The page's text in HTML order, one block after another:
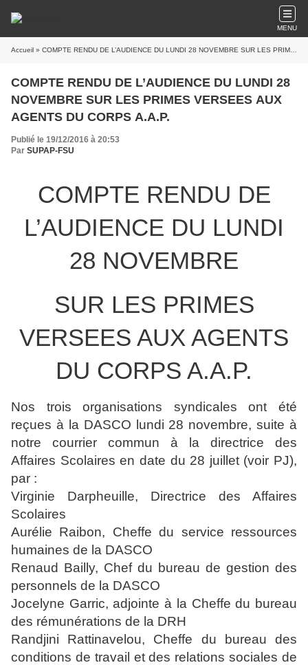
MENU
Accueil » COMPTE RENDU DE L’AUDIENCE DU LUNDI 28 NOVEMBRE SUR LES PRIMES VERSEES AUX AGENTS DU CORPS A.A.P.
COMPTE RENDU DE L’AUDIENCE DU LUNDI 28
NOVEMBRE SUR LES PRIMES VERSEES AUX
AGENTS DU CORPS A.A.P.
Publié le 19/12/2016 à 20:53
Par SUPAP-FSU
COMPTE RENDU DE
L’AUDIENCE DU LUNDI
28 NOVEMBRE
SUR LES PRIMES
VERSEES AUX AGENTS
DU CORPS A.A.P.
Nos trois organisations syndicales ont été
reçues à la DASCO lundi 28 novembre, suite à
notre courrier commun à la directrice des
Affaires Scolaires en date du 28 juillet (voir PJ),
par :
Virginie Darpheuille, Directrice des Affaires
Scolaires
Aurélie Raibon, Cheffe du service ressources
humaines de la DASCO
Renaud Bailly, Chef du bureau de gestion des
personnels de la DASCO
Jocelyne Garric, adjointe à la Cheffe du bureau
des rémunérations de la DRH
Randjini Rattinavelou, Cheffe du bureau des
conditions de travail et des relations sociales de